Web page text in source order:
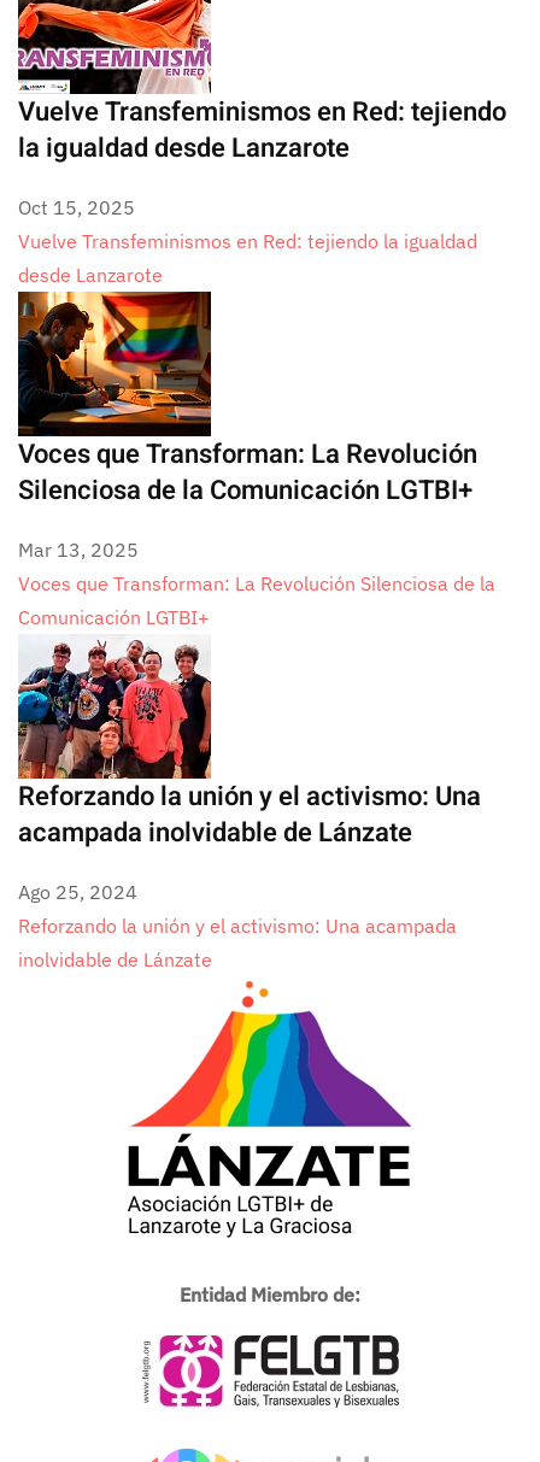
Vuelve Transfeminismos en Red: tejiendo
la igualdad desde Lanzarote
Oct 15, 2025
Vuelve Transfeminismos en Red: tejiendo la igualdad
desde Lanzarote
Voces que Transforman: La Revolución
Silenciosa de la Comunicación LGTBI+
Mar 13, 2025
Voces que Transforman: La Revolución Silenciosa de la
Comunicación LGTBI+
Reforzando la unión y el activismo: Una
acampada inolvidable de Lánzate
Ago 25, 2024
Reforzando la unión y el activismo: Una acampada
inolvidable de Lánzate
Entidad Miembro de: